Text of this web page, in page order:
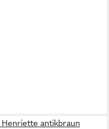
antikbraun